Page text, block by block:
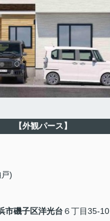
【外観パース】
)
市磯子区洋光台 ６丁目35-10